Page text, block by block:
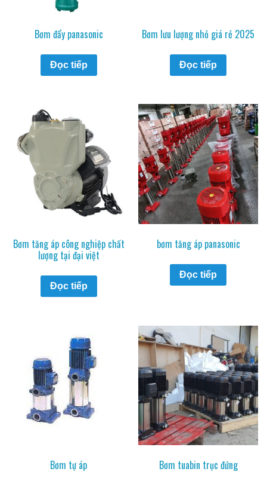
Bơm đẩy panasonic
Đọc tiếp
Bơm lưu lượng nhỏ giá rẻ 2025
Đọc tiếp
Bơm tăng áp công nghiệp chất
lượng tại đại việt
Đọc tiếp
bơm tăng áp panasonic
Đọc tiếp
Bơm tự áp Bơm tuabin trục đứng